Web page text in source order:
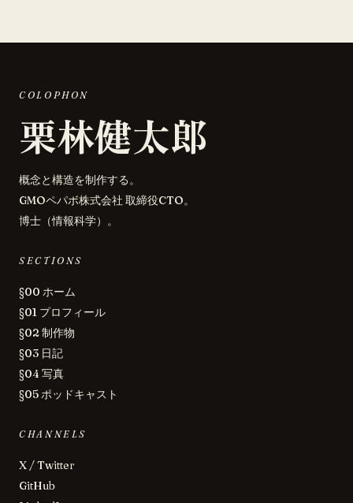
COLOPHON
栗林健太郎
概念と構造を制作する。
GMOペパボ株式会社 取締役CTO。
博士（情報科学）。
SECTIONS
§00 ホーム
§01 プロフィール
§02 制作物
§03 日記
§04 写真
§05 ポッドキャスト
CHANNELS
X / Twitter
GitHub